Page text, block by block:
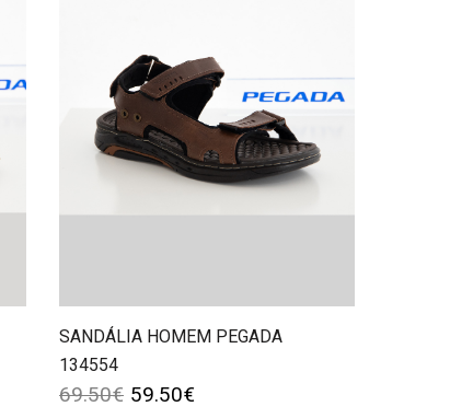
SANDÁLIA HOMEM PEGADA
134554
69.50€ 59.50€